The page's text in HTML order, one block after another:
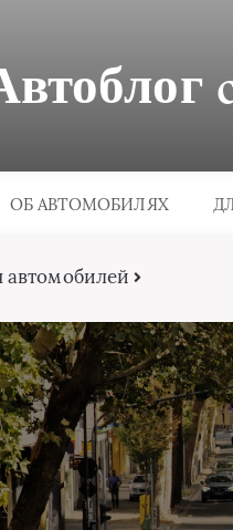
ОБ АВТОМОБИЛЯХ
автомобилей